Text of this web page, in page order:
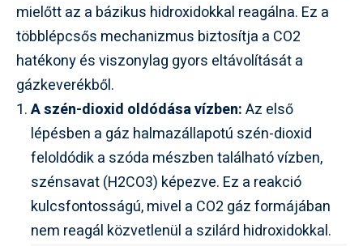
mielőtt az a bázikus hidroxidokkal reagálna. Ez a
többlépcsős mechanizmus biztosítja a CO2
hatékony és viszonylag gyors eltávolítását a
gázkeverékből.
A szén-dioxid oldódása vízben:Az első
lépésben a gáz halmazállapotú szén-dioxid
feloldódik a szóda mészben található vízben,
szénsavat (H2CO3) képezve. Ez a reakció
kulcsfontosságú, mivel a CO2 gáz formájában
nem reagál közvetlenül a szilárd hidroxidokkal.